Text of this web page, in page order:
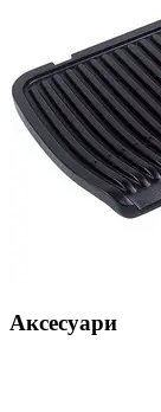
Аксесуари